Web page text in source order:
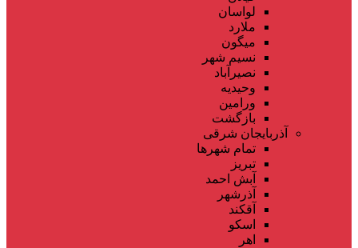
لواسان
ملارد
میگون
نسیم شهر
نصیرآباد
وحیدیه
ورامین
بازگشت
آذربایجان شرقی
تمام شهر‌ها
تبریز
آبش احمد
آذرشهر
آقکند
اسکو
اهر